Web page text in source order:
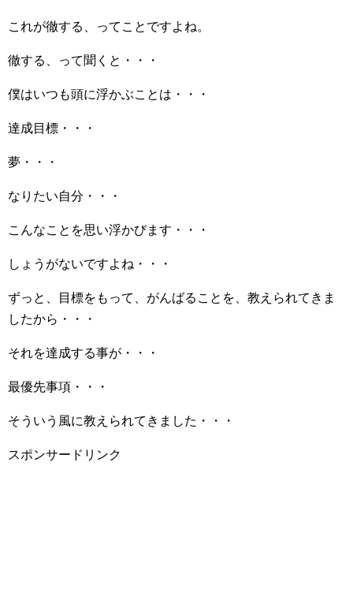
これが徹する、ってことですよね。
徹する、って聞くと・・・
僕はいつも頭に浮かぶことは・・・
達成目標・・・
夢・・・
なりたい自分・・・
こんなことを思い浮かびます・・・
しょうがないですよね・・・
ずっと、目標をもって、がんばることを、教えられてきま
したから・・・
それを達成する事が・・・
最優先事項・・・
そういう風に教えられてきました・・・
スポンサードリンク